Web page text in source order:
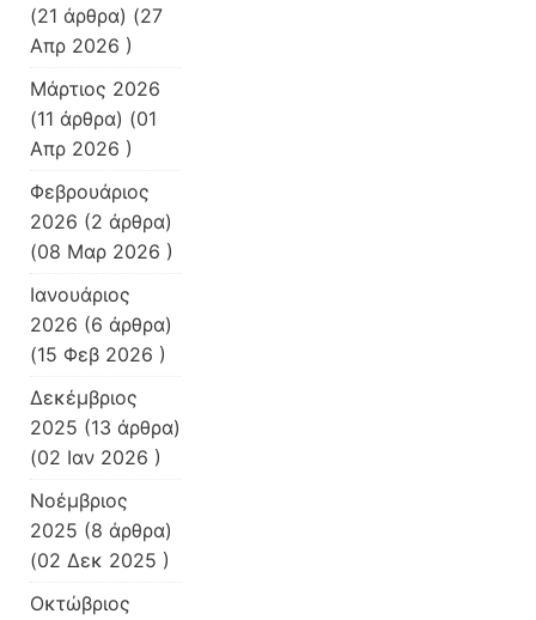
(21 άρθρα) (27
Απρ 2026 )
Μάρτιος 2026
(11 άρθρα) (01
Απρ 2026 )
Φεβρουάριος
2026 (2 άρθρα)
(08 Μαρ 2026 )
Ιανουάριος
2026 (6 άρθρα)
(15 Φεβ 2026 )
Δεκέμβριος
2025 (13 άρθρα)
(02 Ιαν 2026 )
Νοέμβριος
2025 (8 άρθρα)
(02 Δεκ 2025 )
Οκτώβριος